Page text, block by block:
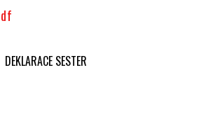
DEKLARACE SESTER